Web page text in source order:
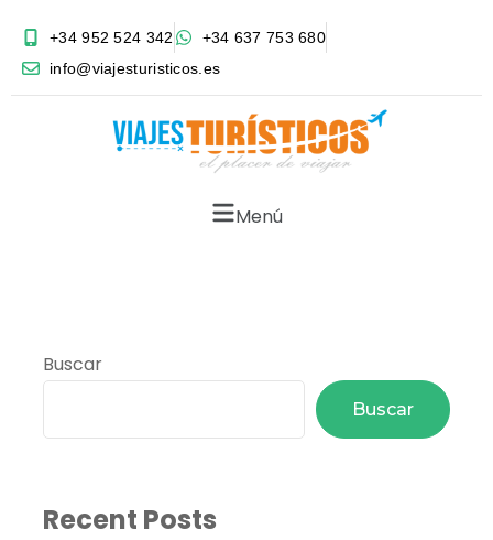
+34 952 524 342
+34 637 753 680
info@viajesturisticos.es
Menú
Buscar
Buscar
Recent Posts